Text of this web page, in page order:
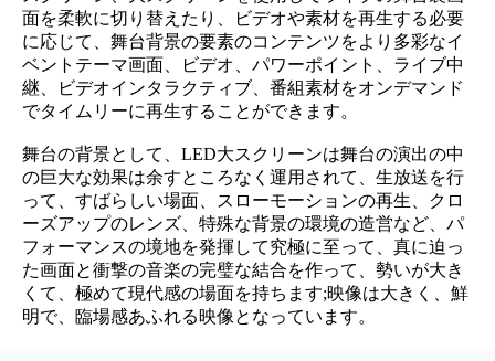
面を柔軟に切り替えたり、ビデオや素材を再生する必要
に応じて、舞台背景の要素のコンテンツをより多彩なイ
ベントテーマ画面、ビデオ、パワーポイント、ライブ中
継、ビデオインタラクティブ、番組素材をオンデマンド
でタイムリーに再生することができます。
舞台の背景として、LED大スクリーンは舞台の演出の中
の巨大な効果は余すところなく運用されて、生放送を行
って、すばらしい場面、スローモーションの再生、クロ
ーズアップのレンズ、特殊な背景の環境の造営など、パ
フォーマンスの境地を発揮して究極に至って、真に迫っ
た画面と衝撃の音楽の完璧な結合を作って、勢いが大き
くて、極めて現代感の場面を持ちます;映像は大きく、鮮
明で、臨場感あふれる映像となっています。